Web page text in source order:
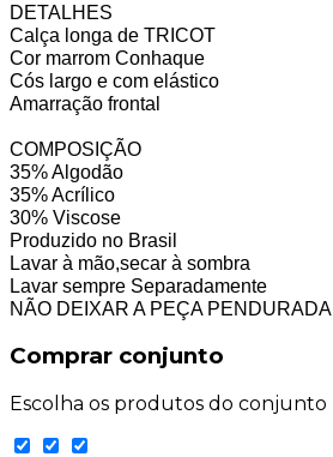
DETALHES
Calça longa de TRICOT
Cor marrom Conhaque
Cós largo e com elástico
Amarração frontal
COMPOSIÇÃO
35% Algodão
35% Acrílico
30% Viscose
Produzido no Brasil
Lavar à mão,secar à sombra
Lavar sempre Separadamente
NÃO DEIXAR A PEÇA PENDURADA
Comprar conjunto
Escolha os produtos do conjunto